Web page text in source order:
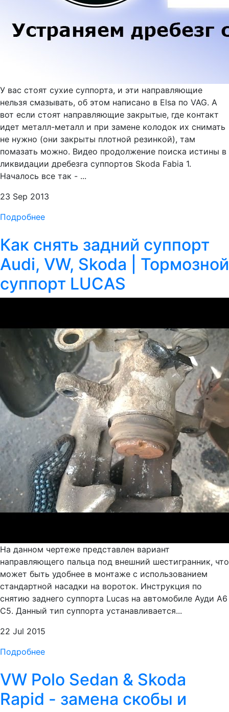
У вас стоят сухие суппорта, и эти направляющие
нельзя смазывать, об этом написано в Elsa по VAG. А
вот если стоят направляющие закрытые, где контакт
идет металл-металл и при замене колодок их снимать
не нужно (они закрыты плотной резинкой), там
помазать можно. Видео продолжение поиска истины в
ликвидации дребезга суппортов Skoda Fabia 1.
Началось все так - ...
23 Sep 2013
Подробнее
Как снять задний суппорт
Audi, VW, Skoda | Тормозной
суппорт LUCAS
На данном чертеже представлен вариант
направляющего пальца под внешний шестигранник, что
может быть удобнее в монтаже с использованием
стандартной насадки на вороток. Инструкция по
снятию заднего суппорта Lucas на автомобиле Ауди А6
С5. Данный тип суппорта устанавливается...
22 Jul 2015
Подробнее
VW Polo Sedan & Skoda
Rapid - замена скобы и